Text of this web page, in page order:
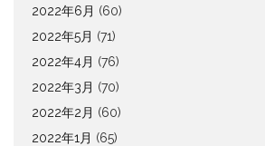
2022年6月 (60)
2022年5月 (71)
2022年4月 (76)
2022年3月 (70)
2022年2月 (60)
2022年1月 (65)